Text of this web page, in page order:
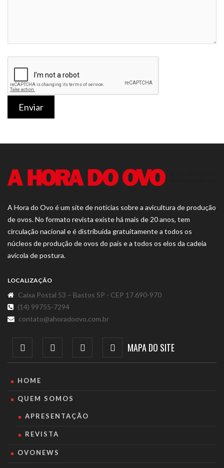
Enviar
A Hora do Ovo é um site de notícias sobre a avicultura de produção
de ovos. No formato revista existe há mais de 20 anos, tem
circulação nacional e é distribuída gratuitamente a todos os
núcleos de produção de ovos do país e a todos os elos da cadeia
avícola de postura.
LOCALIZAÇÃO
Caixa Postal 53 – Bastos SP - CEP 17.690-970
(14) 99755-7294
contato@ahoradoovo.com.br
MAPA DO SITE
HOME
QUEM SOMOS
APRESENTAÇÃO
REVISTA
OVONEWS